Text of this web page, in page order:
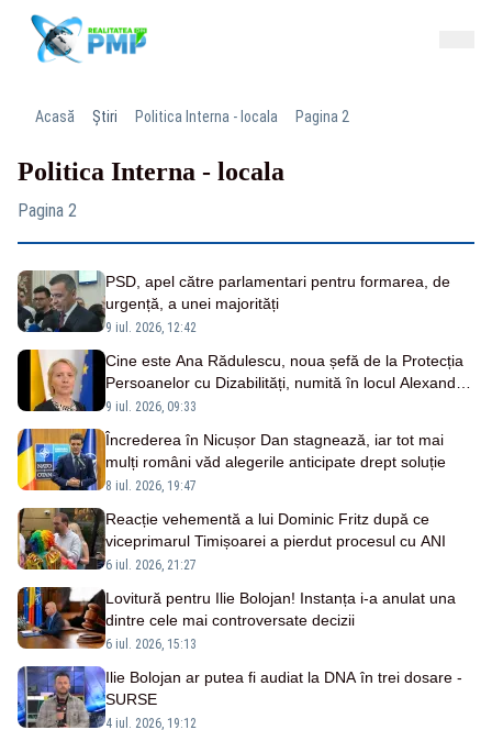
Acasă Știri Politica Interna - locala Pagina 2
Politica Interna - locala
Pagina 2
PSD, apel către parlamentari pentru formarea, de
urgență, a unei majorități
9 iul. 2026, 12:42
Cine este Ana Rădulescu, noua șefă de la Protecția
Persoanelor cu Dizabilități, numită în locul Alexandrei
Zară
9 iul. 2026, 09:33
Încrederea în Nicușor Dan stagnează, iar tot mai
mulți români văd alegerile anticipate drept soluție
8 iul. 2026, 19:47
Reacție vehementă a lui Dominic Fritz după ce
viceprimarul Timișoarei a pierdut procesul cu ANI
6 iul. 2026, 21:27
Lovitură pentru Ilie Bolojan! Instanța i-a anulat una
dintre cele mai controversate decizii
6 iul. 2026, 15:13
Ilie Bolojan ar putea fi audiat la DNA în trei dosare -
SURSE
4 iul. 2026, 19:12